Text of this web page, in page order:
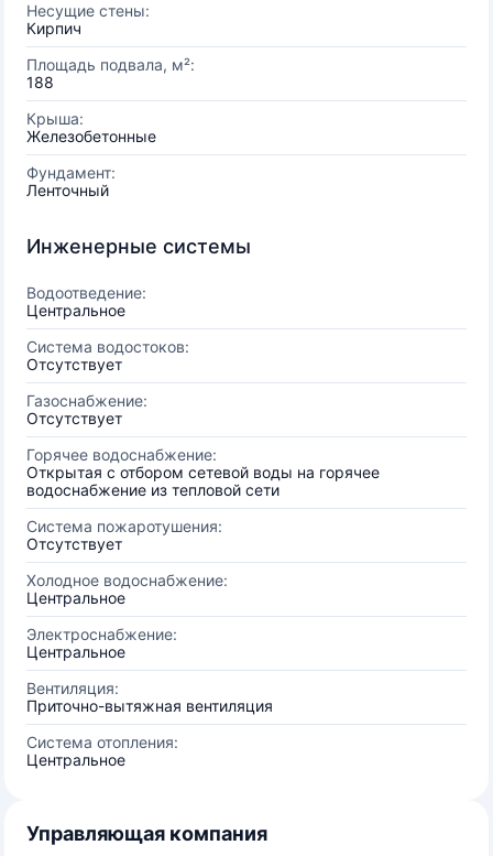
Несущие стены:
Кирпич
Площадь подвала, м²:
188
Крыша:
Железобетонные
Фундамент:
Ленточный
Инженерные системы
Водоотведение:
Центральное
Система водостоков:
Отсутствует
Газоснабжение:
Отсутствует
Горячее водоснабжение:
Открытая с отбором сетевой воды на горячее
водоснабжение из тепловой сети
Система пожаротушения:
Отсутствует
Холодное водоснабжение:
Центральное
Электроснабжение:
Центральное
Вентиляция:
Приточно-вытяжная вентиляция
Система отопления:
Центральное
Управляющая компания